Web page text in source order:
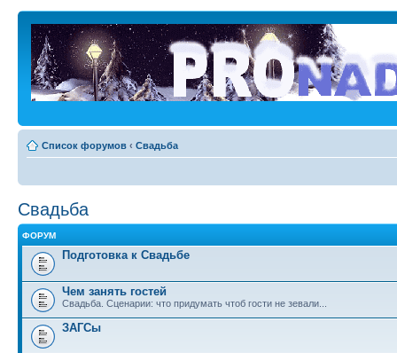
Список форумов ‹ Свадьба
Свадьба
ФОРУМ
Подготовка к Свадьбе
Чем занять гостей
Свадьба. Сценарии: что придумать чтоб гости не зевали...
ЗАГСы